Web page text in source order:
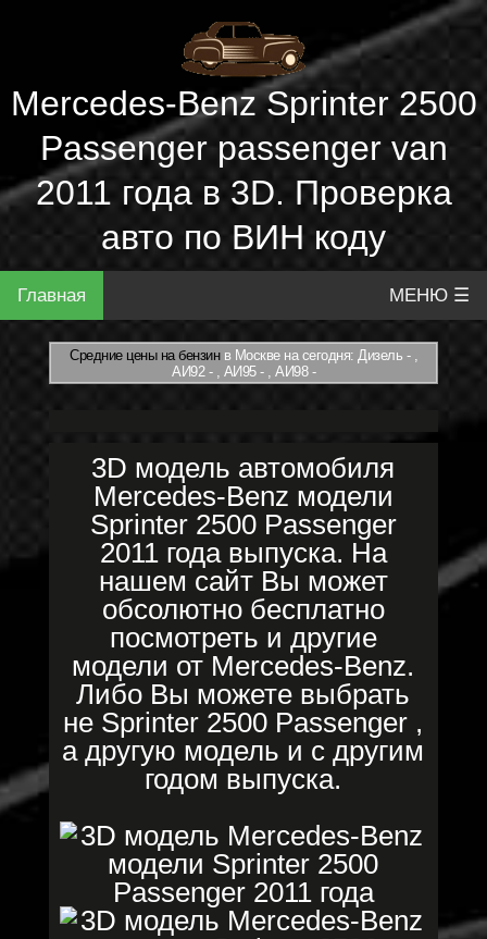
Mercedes-Benz Sprinter 2500
Passenger passenger van
2011 года в 3D. Проверка
авто по ВИН коду
Главная МЕНЮ ☰
Средние цены на бензинв Москве на сегодня: Дизель - ,
АИ92 - , АИ95 - , АИ98 -
3D модель автомобиля
Mercedes-Benz модели
Sprinter 2500 Passenger
2011 года выпуска. На
нашем сайт Вы может
обсолютно бесплатно
посмотреть и другие
модели от Mercedes-Benz.
Либо Вы можете выбрать
не Sprinter 2500 Passenger ,
а другую модель и с другим
годом выпуска.